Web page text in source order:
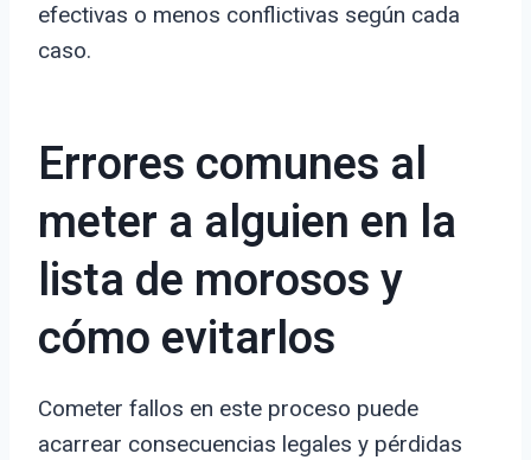
efectivas o menos conflictivas según cada
caso.
Errores comunes al
meter a alguien en la
lista de morosos y
cómo evitarlos
Cometer fallos en este proceso puede
acarrear consecuencias legales y pérdidas